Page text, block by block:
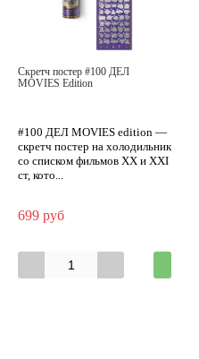
Скретч постер #100 ДЕЛ
MOVIES Edition
#100 ДЕЛ MOVIES edition —
скретч постер на холодильник
со списком фильмов XX и XXI
ст, кото...
699 руб